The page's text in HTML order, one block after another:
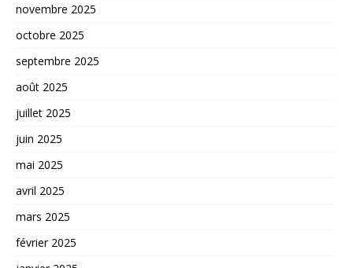
novembre 2025
octobre 2025
septembre 2025
août 2025
juillet 2025
juin 2025
mai 2025
avril 2025
mars 2025
février 2025